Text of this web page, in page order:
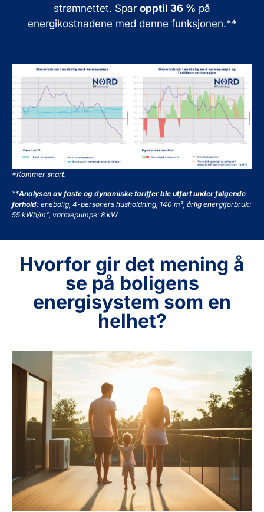
strømnettet. Spar opptil 36 % på
energikostnadene med denne funksjonen.**
*Kommer snart.
**Analysen av faste og dynamiske tariffer ble utført under følgende
forhold: enebolig, 4-personers husholdning, 140 m², årlig energiforbruk:
55 kWh/m², varmepumpe: 8 kW.
Hvorfor gir det mening å
se på boligens
energisystem som en
helhet?